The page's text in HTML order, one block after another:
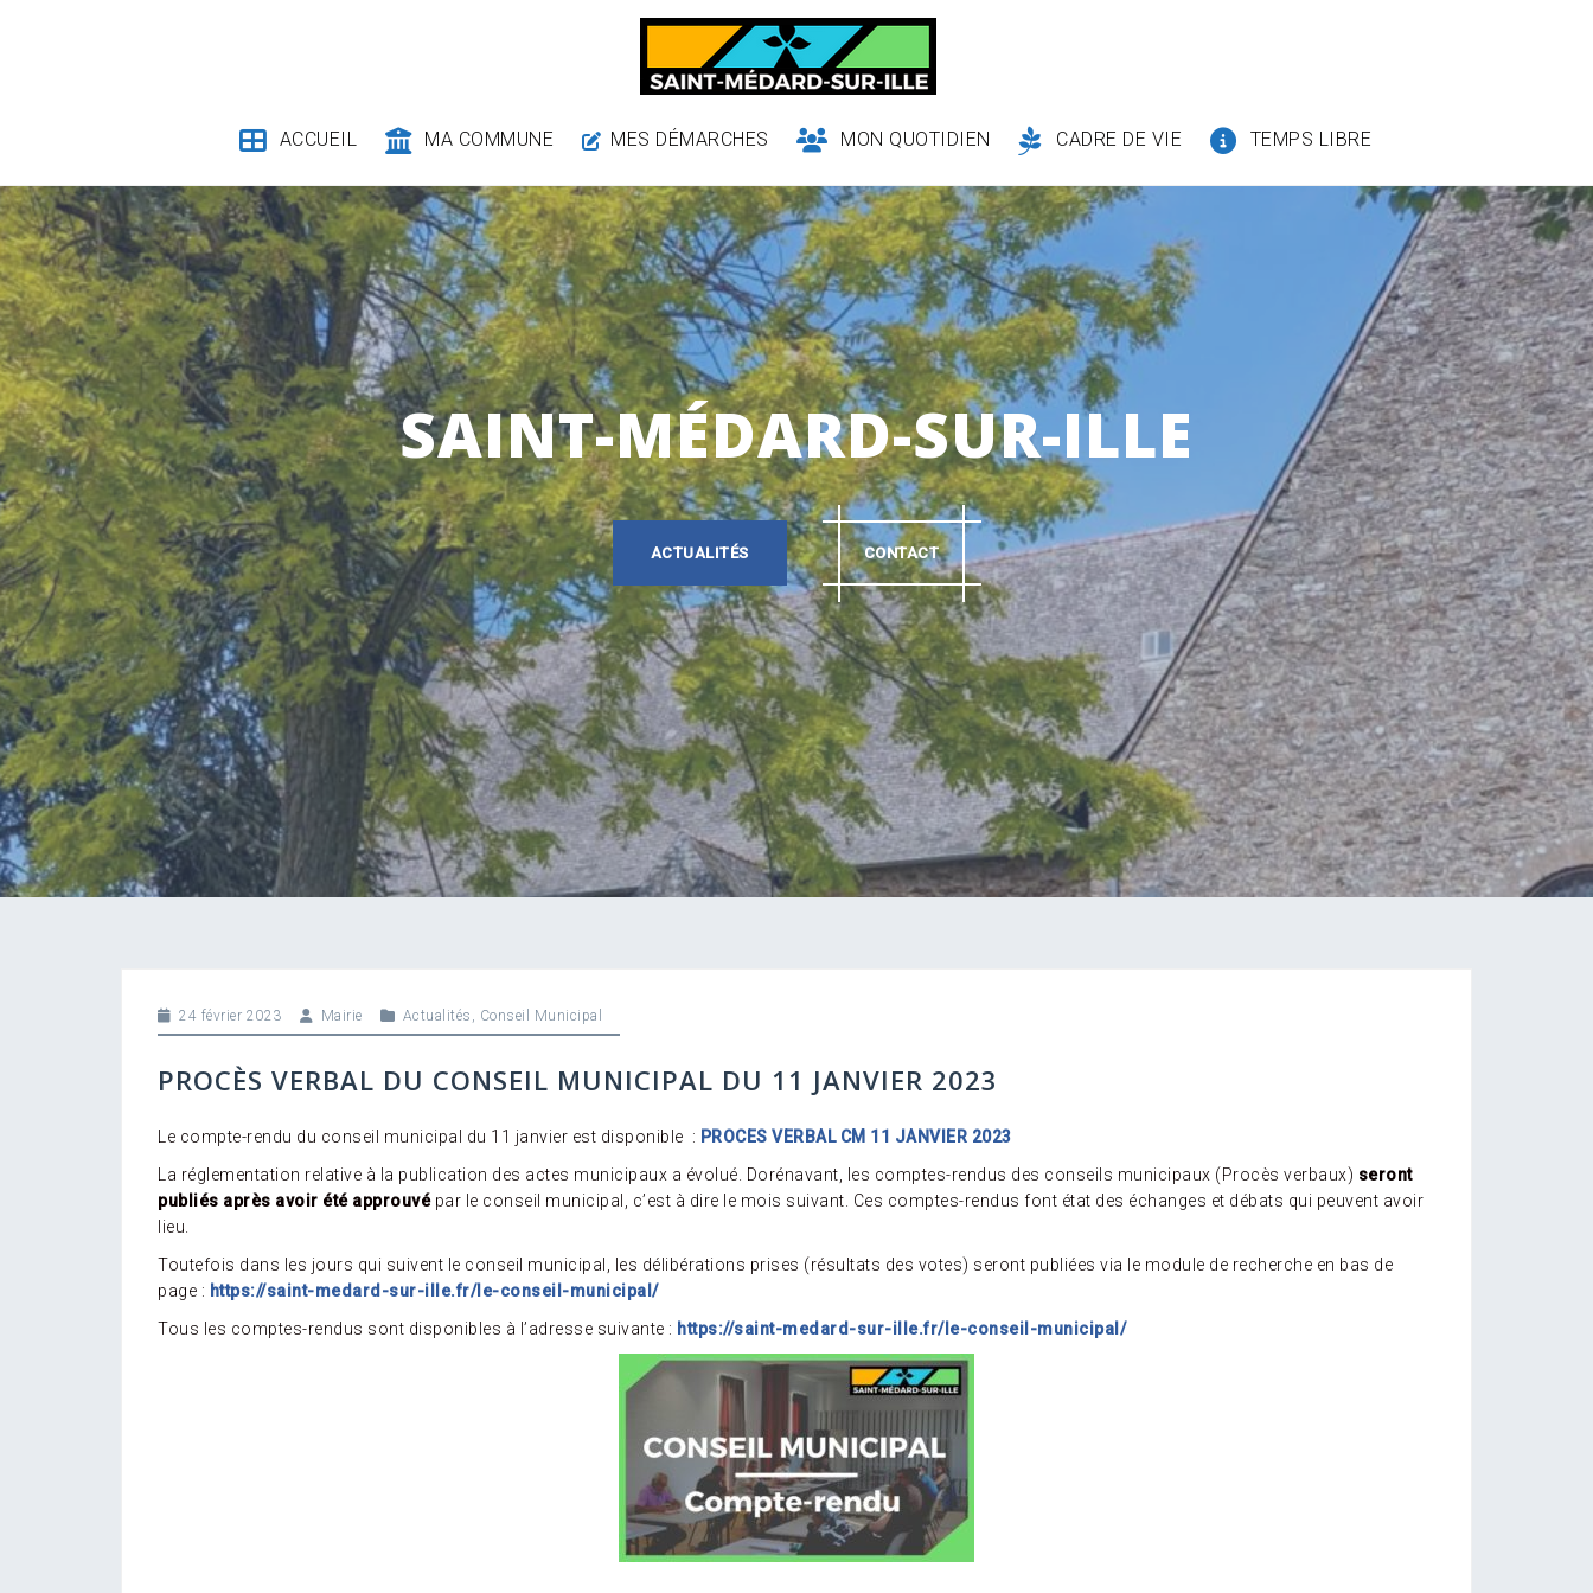
ACCUEIL MA COMMUNE MES DÉMARCHES MON QUOTIDIEN CADRE DE VIE TEMPS LIBRE
SAINT-MÉDARD-SUR-ILLE
ACTUALITÉS CONTACT
24 février 2023 Mairie Actualités , Conseil Municipal
PROCÈS VERBAL DU CONSEIL MUNICIPAL DU 11 JANVIER 2023
Le compte-rendu du conseil municipal du 11 janvier est disponible : PROCES VERBAL CM 11 JANVIER 2023
La réglementation relative à la publication des actes municipaux a évolué. Dorénavant, les comptes-rendus des conseils municipaux (Procès verbaux) seront
publiés après avoir été approuvépar le conseil municipal, c’est à dire le mois suivant. Ces comptes-rendus font état des échanges et débats qui peuvent avoir
lieu.
Toutefois dans les jours qui suivent le conseil municipal, les délibérations prises (résultats des votes) seront publiées via le module de recherche en bas de
page : https://saint-medard-sur-ille.fr/le-conseil-municipal/
Tous les comptes-rendus sont disponibles à l’adresse suivante : https://saint-medard-sur-ille.fr/le-conseil-municipal/